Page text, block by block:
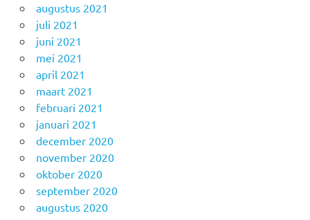
augustus 2021
juli 2021
juni 2021
mei 2021
april 2021
maart 2021
februari 2021
januari 2021
december 2020
november 2020
oktober 2020
september 2020
augustus 2020